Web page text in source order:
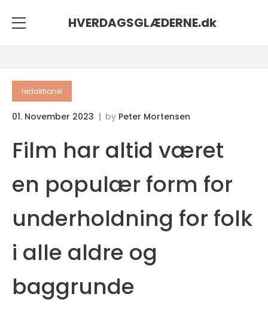
HVERDAGSGLÆDERNE.dk
redaktionel
01. November 2023 by Peter Mortensen
Film har altid været
en populær form for
underholdning for folk
i alle aldre og
baggrunde